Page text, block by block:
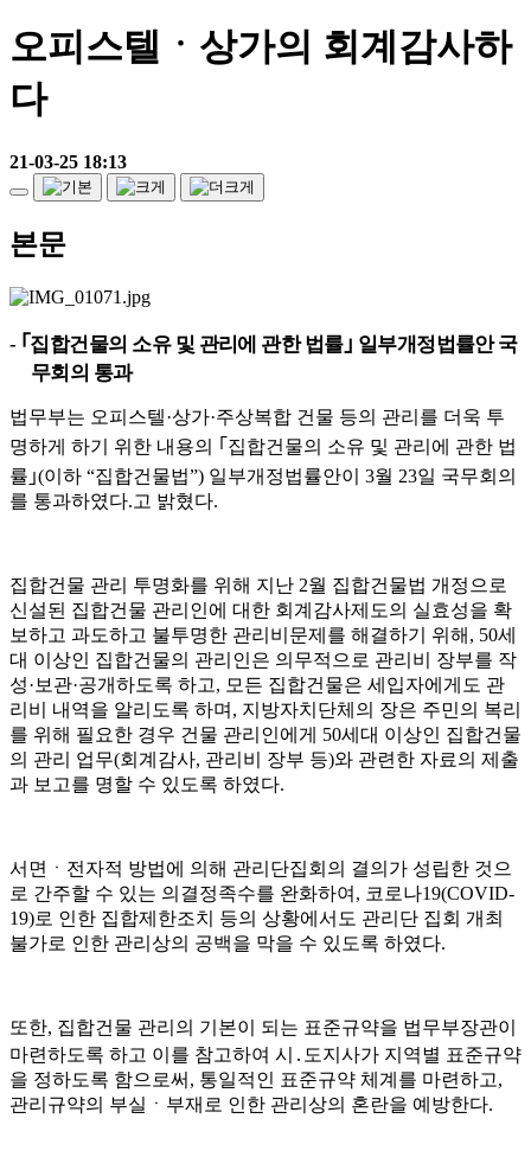
오피스텔ㆍ상가의 회계감사하
다
21-03-25 18:13
본문
- ｢ 집합건물의 소유 및 관리에 관한 법률｣ 일부개정법률안 국
무회의 통과
법무부는 오피스텔·상가·주상복합 건물 등의 관리를 더욱 투
명하게 하기 위한 내용의 ｢ 집합건물의 소유 및 관리에 관한 법
률 ｣(이하 “집합건물법”) 일부개정법률안이 3월 23일 국무회의
를 통과하였다.고 밝혔다.
집합건물 관리 투명화를 위해 지난 2월 집합건물법 개정으로
신설된 집합건물 관리인에 대한 회계감사제도의 실효성을 확
보하고 과도하고 불투명한 관리비문제를 해결하기 위해 , 50세
대 이상인 집합건물의 관리인은 의무적으로 관리비 장부를 작
성· 보관·공개하도록 하고, 모든 집합건물은 세입자에게도 관
리비 내역을 알리도록 하며 , 지방자치단체의 장은 주민의 복리
를 위해 필요한 경우 건물 관리인에게 50세대 이상인 집합건물
의 관리 업무(회계감사, 관리비 장부 등)와 관련한 자료의 제출
과 보고를 명할 수 있도록 하였다.
서면 ㆍ 전자적 방법에 의해 관리단집회의 결의가 성립한 것으
로 간주할 수 있는 의결정족수를 완화하여 , 코로나19(COVID-
19)로 인한 집합제한조치 등의 상황에서도 관리단 집회 개최
불가로 인한 관리상의 공백을 막을 수 있도록 하였다.
또한, 집합건물 관리의 기본이 되는 표준규약을 법무부장관이
마련하도록 하고 이를 참고하여 시 ․ 도지사가 지역별 표준규약
을 정하도록 함으로써 , 통일적인 표준규약 체계를 마련하고,
관리규약의 부실 ㆍ 부재로 인한 관리상의 혼란을 예방한다.